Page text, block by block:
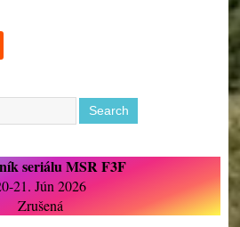
seriálu MSR F3F
21. Jún 2026
Zrušená